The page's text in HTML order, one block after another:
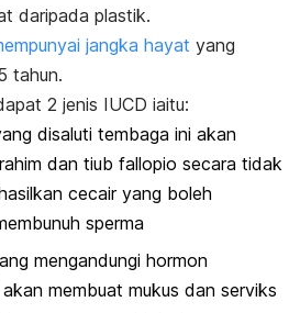
daripada plastik.
jangka hayat yang
tahun.
2 jenis IUCD iaitu:
disaluti tembaga ini akan
dan tiub fallopio secara tidak
cecair yang boleh
sperma
mengandungi hormon
membuat mukus dan serviks